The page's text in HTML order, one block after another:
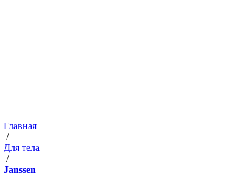
Главная
/
Для тела
/
Janssen